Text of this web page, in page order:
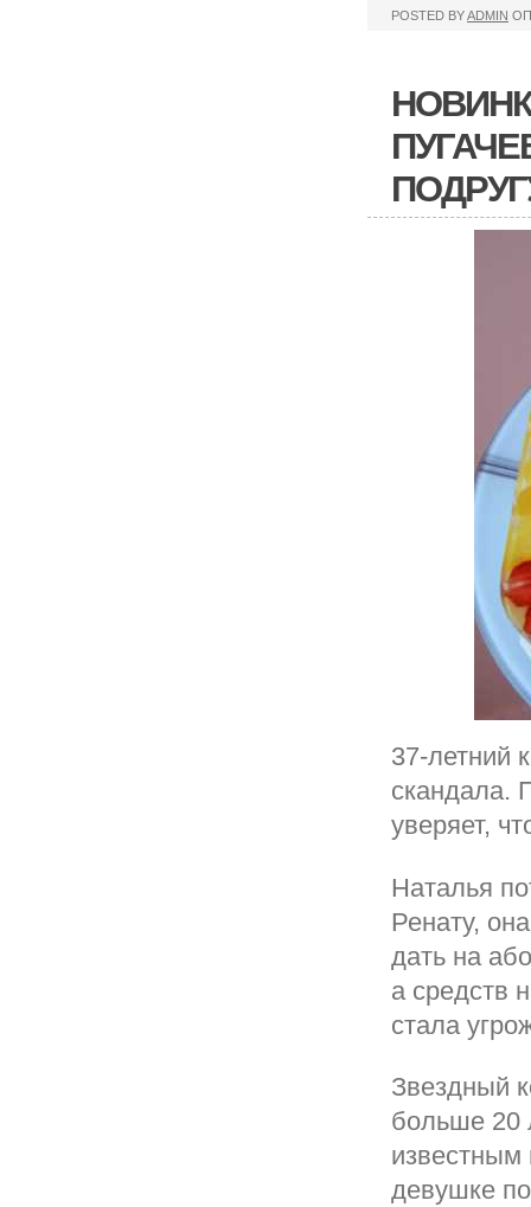
POSTED BYADMIN
37-летний
скандала.
уверяет,
Наталья
Ренату,
дать на
а средств
стала
Звездный
больше 20
известным
девушке